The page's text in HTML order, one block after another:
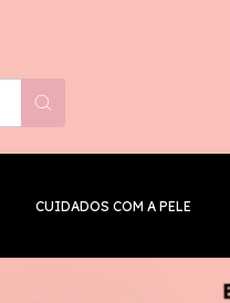
CUIDADOS COM A PELE